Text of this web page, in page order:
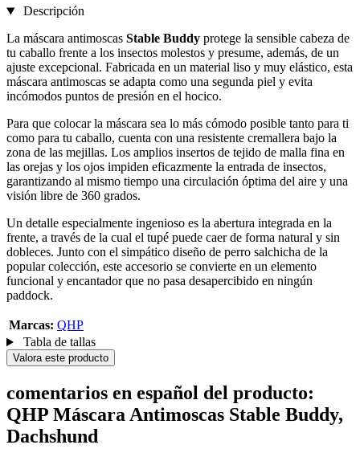
Descripción
La máscara antimoscas Stable Buddy protege la sensible cabeza de
tu caballo frente a los insectos molestos y presume, además, de un
ajuste excepcional. Fabricada en un material liso y muy elástico, esta
máscara antimoscas se adapta como una segunda piel y evita
incómodos puntos de presión en el hocico.
Para que colocar la máscara sea lo más cómodo posible tanto para ti
como para tu caballo, cuenta con una resistente cremallera bajo la
zona de las mejillas. Los amplios insertos de tejido de malla fina en
las orejas y los ojos impiden eficazmente la entrada de insectos,
garantizando al mismo tiempo una circulación óptima del aire y una
visión libre de 360 grados.
Un detalle especialmente ingenioso es la abertura integrada en la
frente, a través de la cual el tupé puede caer de forma natural y sin
dobleces. Junto con el simpático diseño de perro salchicha de la
popular colección, este accesorio se convierte en un elemento
funcional y encantador que no pasa desapercibido en ningún
paddock.
Marcas: QHP
Tabla de tallas
Valora este producto
comentarios en español del producto:
QHP Máscara Antimoscas Stable Buddy,
Dachshund